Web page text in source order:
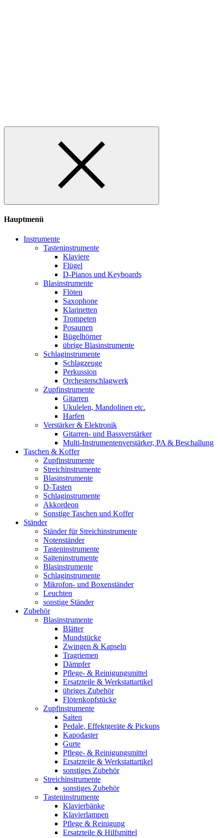
Hauptmenü
Instrumente
Tasteninstrumente
Klaviere
Flügel
D-Pianos und Keyboards
Blasinstrumente
Flöten
Saxophone
Klarinetten
Trompeten
Posaunen
Bügelhörner
übrige Blasinstrumente
Schlaginstrumente
Schlagzeuge
Perkussion
Orchesterschlagwerk
Zupfinstrumente
Gitarren
Ukulelen, Mandolinen etc.
Harfen
Verstärker & Elektronik
Gitarren- und Bassverstärker
Multi-Instrumentenverstärker, PA & Beschallung
Taschen & Koffer
Zupfinstrumente
Streichinstrumente
Blasinstrumente
D-Tasten
Schlaginstrumente
Akkordeon
Sonstige Taschen und Koffer
Ständer
Ständer für Streichinstrumente
Notenständer
Tasteninstrumente
Saiteninstrumente
Blasinstrumente
Schlaginstrumente
Mikrofon- und Boxenständer
Leuchten
sonstige Ständer
Zubehör
Blasinstrumente
Blätter
Mundstücke
Zwingen & Kapseln
Tragriemen
Dämpfer
Pflege- & Reinigungsmittel
Ersatzteile & Werkstattartikel
übriges Zubehör
Flötenkopfstücke
Zupfinstrumente
Saiten
Pedale, Effektgeräte & Pickups
Kapodaster
Gurte
Pflege- & Reinigungsmittel
Ersatzteile & Werkstattartikel
sonstiges Zubehör
Streichinstrumente
sonstiges Zubehör
Tasteninstrumente
Klavierbänke
Klavierlampen
Pflege & Reinigung
Ersatzteile & Hilfsmittel